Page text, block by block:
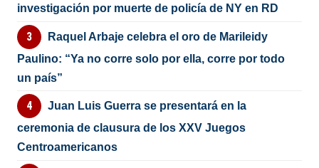
investigación por muerte de policía de NY en RD
Raquel Arbaje celebra el oro de Marileidy
Paulino: “Ya no corre solo por ella, corre por todo
un país”
Juan Luis Guerra se presentará en la
ceremonia de clausura de los XXV Juegos
Centroamericanos